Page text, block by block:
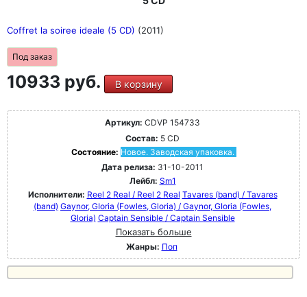
Coffret la soiree ideale (5 CD) (2011)
Под заказ
10933 руб. В корзину
Артикул: CDVP 154733
Состав: 5 CD
Состояние: Новое. Заводская упаковка.
Дата релиза: 31-10-2011
Лейбл: Sm1
Исполнители: Reel 2 Real / Reel 2 Real Tavares (band) / Tavares
(band) Gaynor, GIoria (Fowles, Gloria) / Gaynor, GIoria (Fowles,
Gloria) Captain Sensible / Captain Sensible
Показать больше
Жанры: Поп